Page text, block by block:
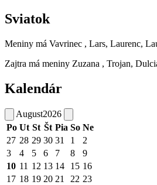
Sviatok
Meniny má Vavrinec , Lars, Laurenc,
Zajtra má meniny Zuzana , Trojan,
Kalendár
August2026
Po Ut St Št Pia So Ne
27 28 29 30 31 1
2
3
4 5 6 7 8
9
10 11 12 13 14 15 16
17 18 19 20 21 22 23